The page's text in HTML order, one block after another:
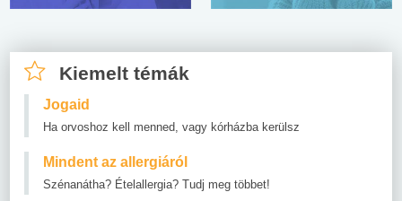
Kiemelt témák
Jogaid
Ha orvoshoz kell menned, vagy kórházba kerülsz
Mindent az allergiáról
Szénanátha? Ételallergia? Tudj meg többet!